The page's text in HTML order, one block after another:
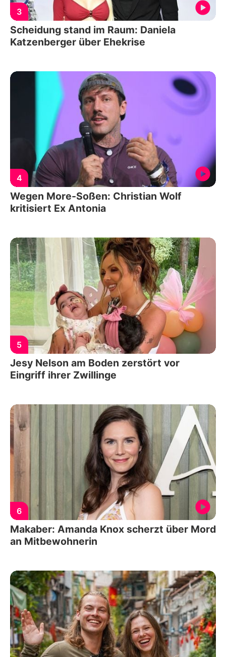
3
Scheidung stand im Raum: Daniela
Katzenberger über Ehekrise
4
Wegen More-Soßen: Christian Wolf
kritisiert Ex Antonia
5
Jesy Nelson am Boden zerstört vor
Eingriff ihrer Zwillinge
6
Makaber: Amanda Knox scherzt über Mord
an Mitbewohnerin